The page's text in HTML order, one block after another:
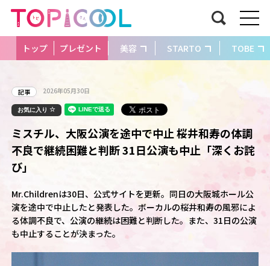
トップ プレゼント 美容 STARTO TOBE
記事 2026年05月30日
お気に入り
ミスチル、大阪公演を途中で中止 桜井和寿の体調
不良で継続困難と判断 31日公演も中止「深くお詫
び」
Mr.Childrenは30日、公式サイトを更新。同日の大阪城ホール公
演を途中で中止したと発表した。ボーカルの桜井和寿の風邪によ
る体調不良で、公演の継続は困難と判断した。また、31日の公演
も中止することが決まった。